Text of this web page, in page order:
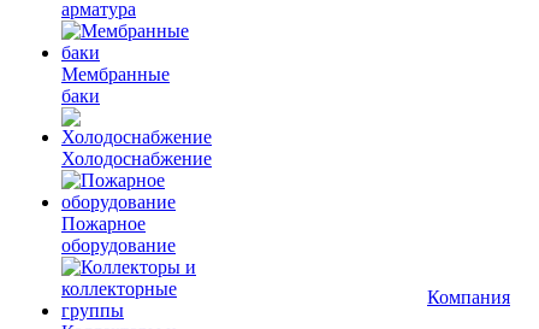
арматура
Мембранные
баки
Холодоснабжение
Пожарное
оборудование
Компания